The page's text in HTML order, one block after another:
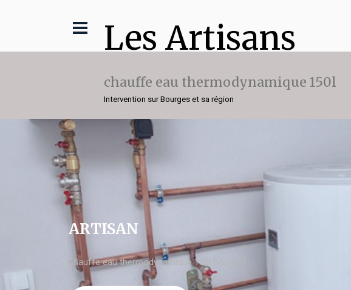
Les Artisans
chauffe eau thermodynamique 150l
Intervention sur Bourges et sa région
ARTISAN
chauffe eau thermodynamique 150l Bourges